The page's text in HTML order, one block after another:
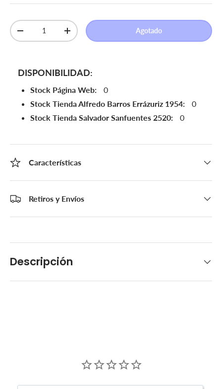
Cant.
Disminuir cantidadAumentar la cantidad Agotado
DISPONIBILIDAD:
Stock Página Web:
0
Stock Tienda Alfredo Barros Errázuriz 1954:
0
Stock Tienda Salvador Sanfuentes 2520:
0
Características
Retiros y Envíos
Descripción